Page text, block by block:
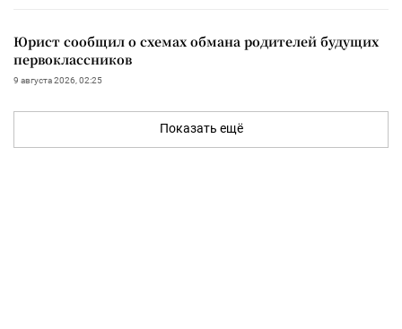
Юрист сообщил о схемах обмана родителей будущих
первоклассников
9 августа 2026, 02:25
Показать ещё